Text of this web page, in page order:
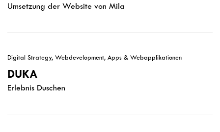
Umsetzung der Website von Mila
Digital Strategy, Webdevelopment, Apps & Webapplikationen
DUKA
Erlebnis Duschen